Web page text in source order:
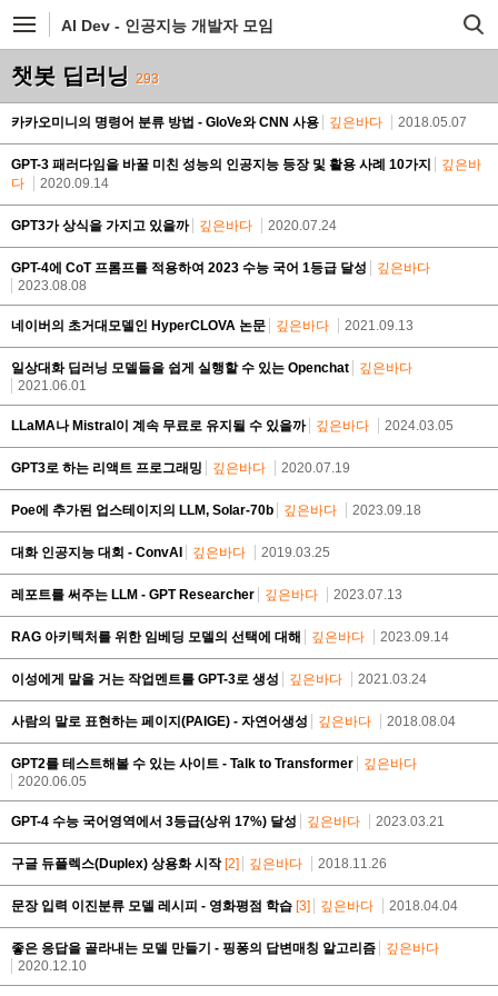
AI Dev - 인공지능 개발자 모임
챗봇 딥러닝 293
카카오미니의 명령어 분류 방법 - GloVe와 CNN 사용 깊은바다 2018.05.07
GPT-3 패러다임을 바꿀 미친 성능의 인공지능 등장 및 활용 사례 10가지
깊은바
다
2020.09.14
GPT3가 상식을 가지고 있을까 깊은바다 2020.07.24
GPT-4에 CoT 프롬프를 적용하여 2023 수능 국어 1등급 달성
깊은바다
2023.08.08
네이버의 초거대모델인 HyperCLOVA 논문 깊은바다 2021.09.13
일상대화 딥러닝 모델들을 쉽게 실행할 수 있는 Openchat
깊은바다
2021.06.01
LLaMA나 Mistral이 계속 무료로 유지될 수 있을까 깊은바다 2024.03.05
GPT3로 하는 리액트 프로그래밍 깊은바다 2020.07.19
Poe에 추가된 업스테이지의 LLM, Solar-70b 깊은바다 2023.09.18
대화 인공지능 대회 - ConvAI 깊은바다 2019.03.25
레포트를 써주는 LLM - GPT Researcher 깊은바다 2023.07.13
RAG 아키텍처를 위한 임베딩 모델의 선택에 대해 깊은바다 2023.09.14
이성에게 말을 거는 작업멘트를 GPT-3로 생성 깊은바다 2021.03.24
사람의 말로 표현하는 페이지(PAIGE) - 자연어생성 깊은바다 2018.08.04
GPT2를 테스트해볼 수 있는 사이트 - Talk to Transformer
깊은바다
2020.06.05
GPT-4 수능 국어영역에서 3등급(상위 17%) 달성 깊은바다 2023.03.21
구글 듀플렉스(Duplex) 상용화 시작 [2] 깊은바다 2018.11.26
문장 입력 이진분류 모델 레시피 - 영화평점 학습 [3] 깊은바다 2018.04.04
좋은 응답을 골라내는 모델 만들기 - 핑퐁의 답변매칭 알고리즘
깊은바다
2020.12.10